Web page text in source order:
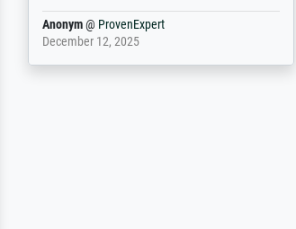
Reinhold,@ProvenExpert
April 22, 2026